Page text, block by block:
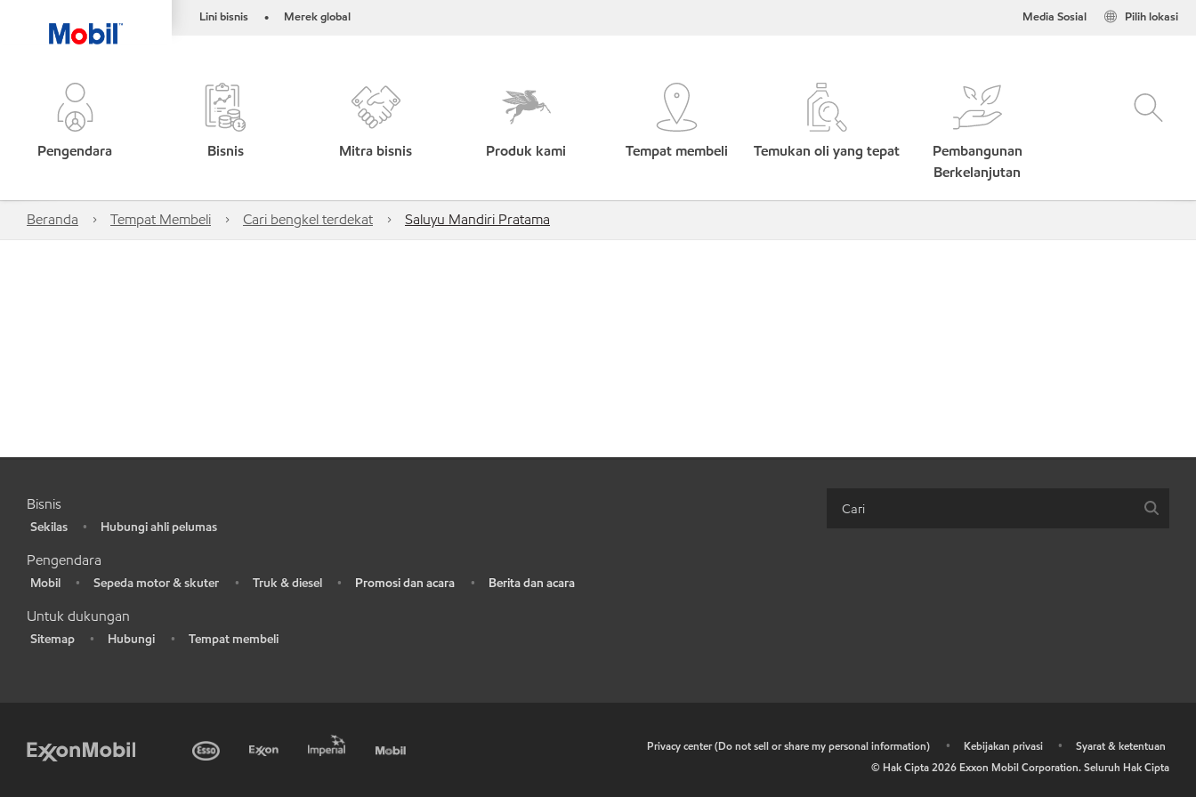
Lini bisnis • Merek global Pilih lokasi
Media Sosial
Pengendara Bisnis Mitra bisnis Produk kami Tempat membeli Temukan oli yang tepat
Pembangunan
Berkelanjutan
Beranda Tempat Membeli Cari bengkel terdekat Saluyu Mandiri Pratama
Bisnis
Sekilas • Hubungi ahli pelumas
Pengendara
Mobil • Sepeda motor & skuter • Truk & diesel • Promosi dan acara • Berita dan acara
Untuk dukungan
Sitemap • Hubungi • Tempat membeli
Privacy center (Do not sell or share my personal information) • Kebijakan privasi •
Syarat & ketentuan
© Hak Cipta2026 Exxon Mobil Corporation. Seluruh Hak Cipta